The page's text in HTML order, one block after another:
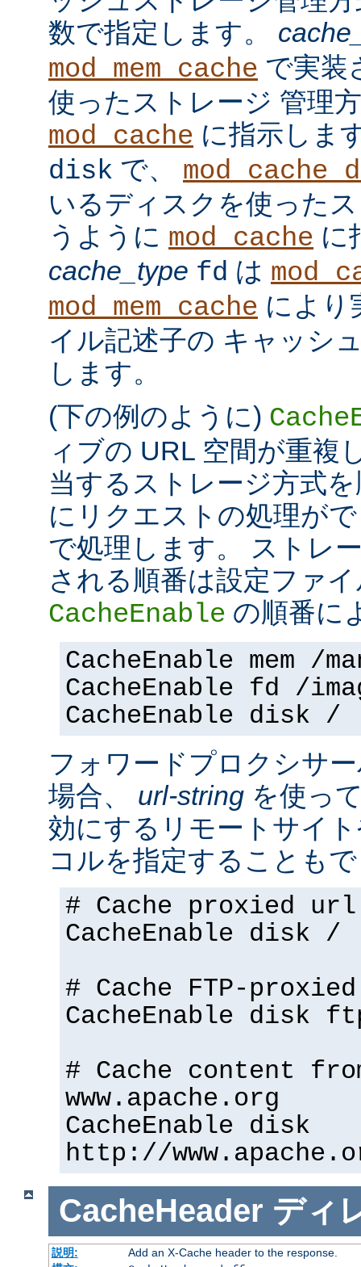
数で指定します。
mod_mem_cache で実装
使ったストレージ 管理
mod_cache に指示しま
disk で、
いるディスクを使った
うように mod_cache に
cache_type fd は
mod_mem_cache により
イル記述子の キャッシ
します。
(下の例のように)
ィブの URL 空間が重複
当するストレージ方式
にリクエストの処理が
で処理します。 ストレ
される順番は設定ファ
CacheEnable の順番に
CacheEnable mem /
CacheEnable fd /
CacheEnable disk /
フォワードプロクシサ
場合、 url-string を使っ
効にするリモートサイ
コルを指定することも
# Cache proxied
CacheEnable disk /
# Cache FTP-
CacheEnable disk
# Cache content
www.apache.org
CacheEnable disk
http://
CacheHeader ディ
説明:
Add an X-Cache header to the response.